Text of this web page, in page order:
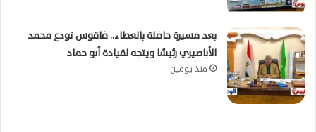
بعد مسيرة حافلة بالعطاء.. فاقوس تودع محمد
الأباصيري رئيسًا ويتجه لقيادة أبو حماد
منذ يومين